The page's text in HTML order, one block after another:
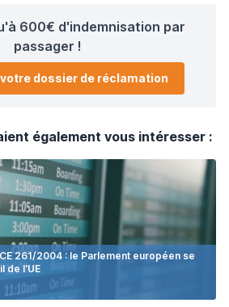
600€ d'indemnisation par
passager !
votre dossier de réclamation
également vous intéresser :
261/2004 : le Parlement européen se
de l'UE